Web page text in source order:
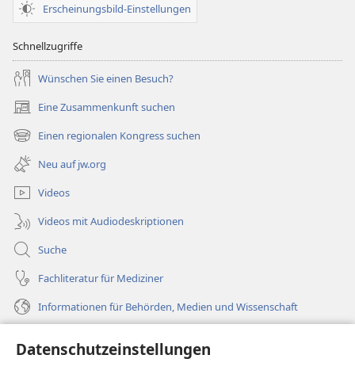
Datenschutzeinstellungen
Erscheinungsbild-Einstellungen
Schnellzugriffe
Wünschen Sie einen Besuch?
Eine Zusammenkunft suchen
(öffnet
neues
Fenster)
Einen regionalen Kongress suchen
(öffnet
neues
Fenster)
Neu auf jw.org
Videos
Videos mit Audiodeskriptionen
Suche
Fachliteratur für Mediziner
Informationen für Behörden, Medien und Wissenschaft